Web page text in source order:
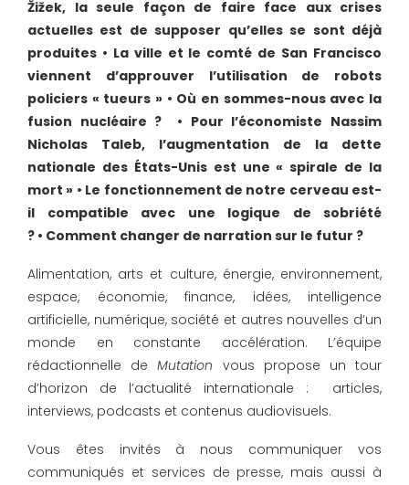
Žižek, la seule façon de faire face aux crises
actuelles est de supposer qu’elles se sont déjà
produites • La ville et le comté de San Francisco
viennent d’approuver l’utilisation de robots
policiers « tueurs » • Où en sommes-nous avec la
fusion nucléaire ?
• Pour l’économiste Nassim
Nicholas Taleb, l’augmentation de la dette
nationale des États-Unis est une « spirale de la
mort » • Le fonctionnement de notre cerveau est-
il compatible avec une logique de sobriété
? • Comment changer de narration sur le futur ?
Alimentation, arts et culture, énergie, environnement,
espace, économie, finance, idées, intelligence
artificielle, numérique, société et autres nouvelles d’un
monde en constante accélération. L’équipe
rédactionnelle deMutation vous propose un tour
d’horizon de l’actualité internationale : articles,
interviews, podcasts et contenus audiovisuels.
Vous êtes invités à nous communiquer vos
communiqués et services de presse, mais aussi à